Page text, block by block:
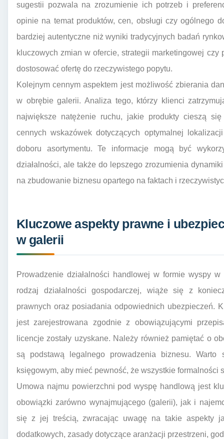
sugestii pozwala na zrozumienie ich potrzeb i
opinie na temat produktów, cen, obsługi czy ogólnego
bardziej autentyczne niż wyniki tradycyjnych badań
kluczowych zmian w ofercie, strategii marketingowej
dostosować ofertę do rzeczywistego popytu.
Kolejnym cennym aspektem jest możliwość zbierania
w obrębie galerii. Analiza tego, którzy klienci
największe natężenie ruchu, jakie produkty cieszą
cennych wskazówek dotyczących optymalnej
doboru asortymentu. Te informacje mogą być
działalności, ale także do lepszego zrozumienia
na zbudowanie biznesu opartego na faktach i
Kluczowe aspekty prawne i
w galerii
Prowadzenie działalności handlowej w formie wyspy
rodzaj działalności gospodarczej, wiąże się z
prawnych oraz posiadania odpowiednich ubezpieczeń.
jest zarejestrowana zgodnie z obowiązującymi
licencje zostały uzyskane. Należy również pamiętać o
są podstawą legalnego prowadzenia biznesu.
księgowym, aby mieć pewność, że wszystkie formalności
Umowa najmu powierzchni pod wyspę handlową jest
obowiązki zarówno wynajmującego (galerii), jak i
się z jej treścią, zwracając uwagę na takie aspekty
dodatkowych, zasady dotyczące aranżacji przestrzeni,